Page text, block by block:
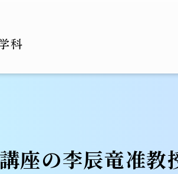
座の李辰竜准